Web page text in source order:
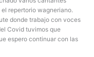
repertorio wagneriano.
donde trabajo con voces
Covid tuvimos que
espero continuar con las